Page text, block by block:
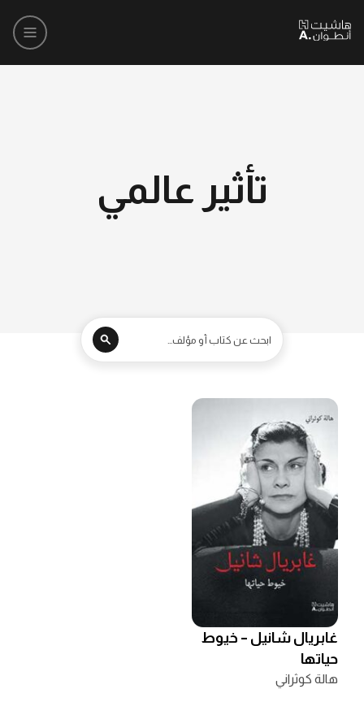
تأثير عالمي
غابريال شانيل – خيوط
حياتها
هالة كوثراني